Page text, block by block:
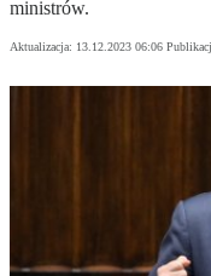
ministrów.
Aktualizacja: 13.12.2023 06:06